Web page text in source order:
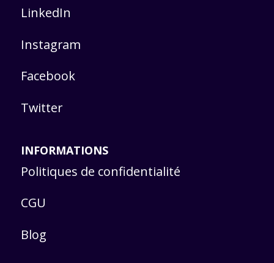
LinkedIn
Instagram
Facebook
Twitter
INFORMATIONS
Politiques de confidentialité
CGU
Blog